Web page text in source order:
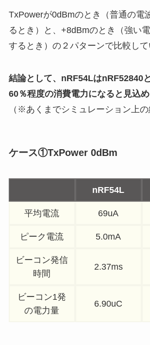
TxPowerが0dBmのとき（普通の電
るとき）と、+8dBmのとき（強い
するとき）の２パターンで比較して
結論として、nRF54LはnRF52840
60％程度の消費電力になると見込め
（※あくまでシミュレーション上の
ケース①TxPower 0dBm
nRF54L
平均電流 69uA
ピーク電流 5.0mA
ビーコン発信
時間
2.37ms
ビーコン1発
の電力量
6.90uC